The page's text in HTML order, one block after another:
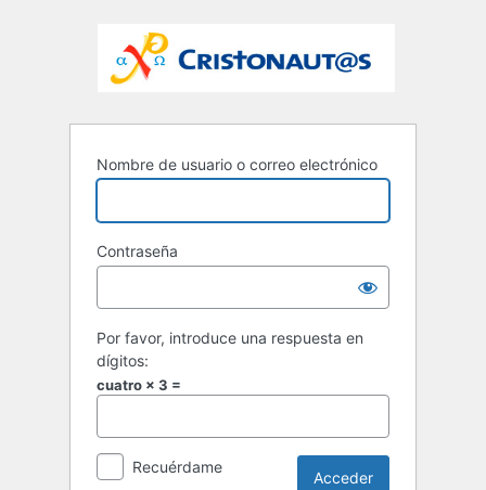
Nombre de usuario o correo electrónico
Contraseña
Por favor, introduce una respuesta en
dígitos:
cuatro × 3 =
Recuérdame